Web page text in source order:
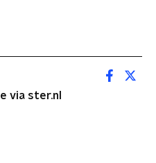
via ster.nl